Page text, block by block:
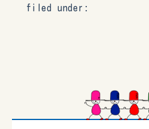
filed under: